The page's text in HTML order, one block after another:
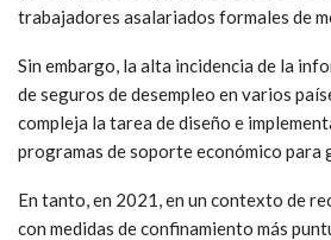
trabajadores asalariados formales de
Sin embargo, la alta incidencia de la
de seguros de desempleo en varios
compleja la tarea de diseño e
programas de soporte económico para
En tanto, en 2021, en un contexto de
con medidas de confinamiento más